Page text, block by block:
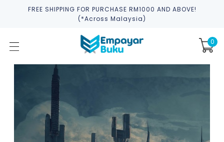
FREE SHIPPING FOR PURCHASE RM1000 AND ABOVE!
(*across Malaysia)
0